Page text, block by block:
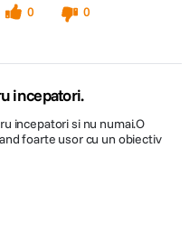
0
0
incepatori.
incepatori si nu numai.O
foarte usor cu un obiectiv